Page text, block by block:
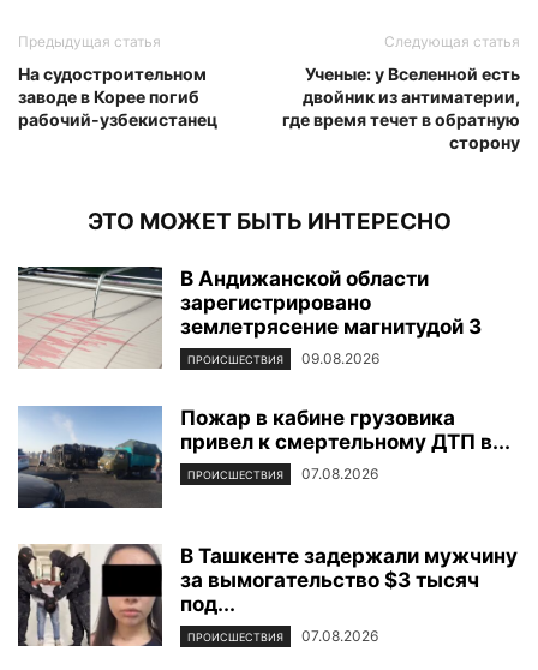
Предыдущая статья
На судостроительном
заводе в Корее погиб
рабочий-узбекистанец
Следующая статья
Ученые: у Вселенной есть
двойник из антиматерии,
где время течет в обратную
сторону
ЭТО МОЖЕТ БЫТЬ ИНТЕРЕСНО
В Андижанской области
зарегистрировано
землетрясение магнитудой 3
ПРОИСШЕСТВИЯ 09.08.2026
Пожар в кабине грузовика
привел к смертельному ДТП в...
ПРОИСШЕСТВИЯ 07.08.2026
В Ташкенте задержали мужчину
за вымогательство $3 тысяч
под...
ПРОИСШЕСТВИЯ 07.08.2026